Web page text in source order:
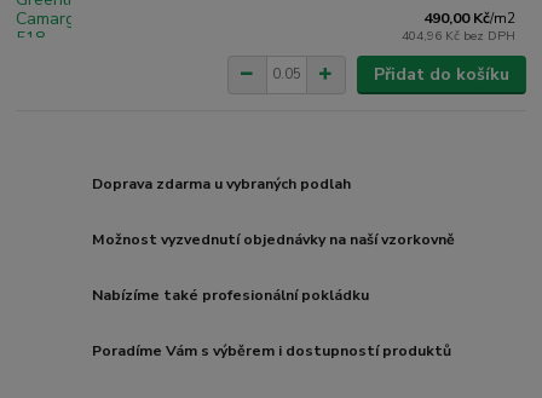
490,00 Kč/m2
404,96 Kč bez DPH
Přidat do košíku
Doprava zdarma u vybraných podlah
Možnost vyzvednutí objednávky na naší vzorkovně
Nabízíme také profesionální pokládku
Poradíme Vám s výběrem i dostupností produktů